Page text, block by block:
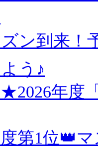
ン到来！
う♪
年度
第1位👑